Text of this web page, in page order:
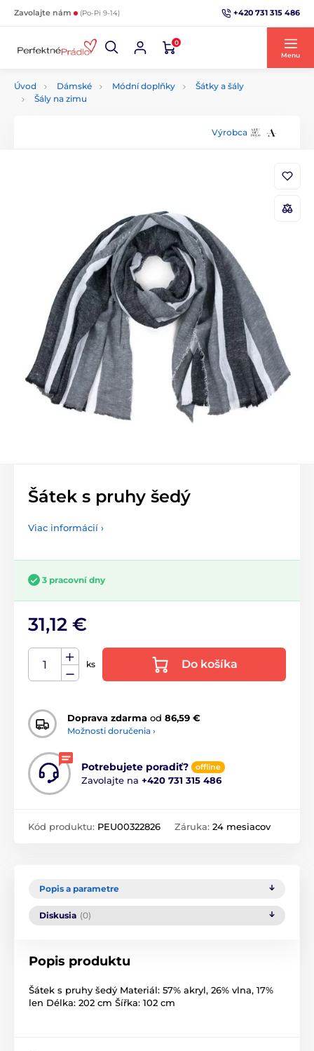
Zavolajte nám (Po-Pi 9-14) +420 731 315 486
0
Menu
Úvod Dámské Módní doplňky
Šátky a šály
Šály na zimu
Výrobca
Šátek s pruhy šedý
Viac informácií ›
3 pracovní dny
31,12 €
ks Do košíka
Doprava zdarma od 86,59 €
Možnosti doručenia ›
Potrebujete poradiť? offline
Zavolajte na +420 731 315 486
Kód produktu: PEU00322826 Záruka: 24 mesiacov
Popis a parametre
Diskusia (0)
Popis produktu
Šátek s pruhy šedý Materiál: 57% akryl, 26% vlna, 17%
len Délka: 202 cm Šířka: 102 cm